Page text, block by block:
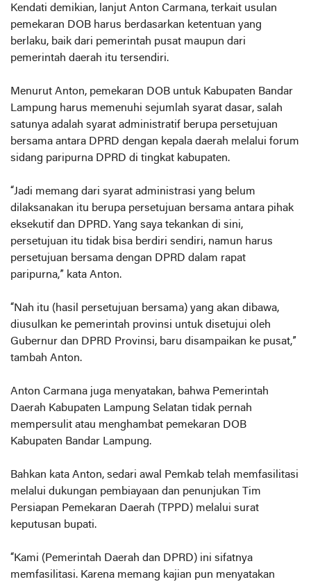
Kendati demikian, lanjut Anton Carmana, terkait usulan
pemekaran DOB harus berdasarkan ketentuan yang
berlaku, baik dari pemerintah pusat maupun dari
pemerintah daerah itu tersendiri.
Menurut Anton, pemekaran DOB untuk Kabupaten Bandar
Lampung harus memenuhi sejumlah syarat dasar, salah
satunya adalah syarat administratif berupa persetujuan
bersama antara DPRD dengan kepala daerah melalui forum
sidang paripurna DPRD di tingkat kabupaten.
“Jadi memang dari syarat administrasi yang belum
dilaksanakan itu berupa persetujuan bersama antara pihak
eksekutif dan DPRD. Yang saya tekankan di sini,
persetujuan itu tidak bisa berdiri sendiri, namun harus
persetujuan bersama dengan DPRD dalam rapat
paripurna,” kata Anton.
“Nah itu (hasil persetujuan bersama) yang akan dibawa,
diusulkan ke pemerintah provinsi untuk disetujui oleh
Gubernur dan DPRD Provinsi, baru disampaikan ke pusat,”
tambah Anton.
Anton Carmana juga menyatakan, bahwa Pemerintah
Daerah Kabupaten Lampung Selatan tidak pernah
mempersulit atau menghambat pemekaran DOB
Kabupaten Bandar Lampung.
Bahkan kata Anton, sedari awal Pemkab telah memfasilitasi
melalui dukungan pembiayaan dan penunjukan Tim
Persiapan Pemekaran Daerah (TPPD) melalui surat
keputusan bupati.
“Kami (Pemerintah Daerah dan DPRD) ini sifatnya
memfasilitasi. Karena memang kajian pun menyatakan